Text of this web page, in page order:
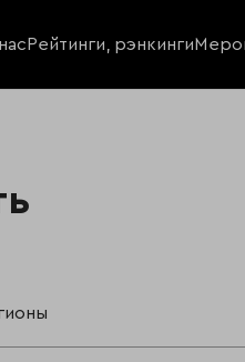
Рейтинги, рэнкинги